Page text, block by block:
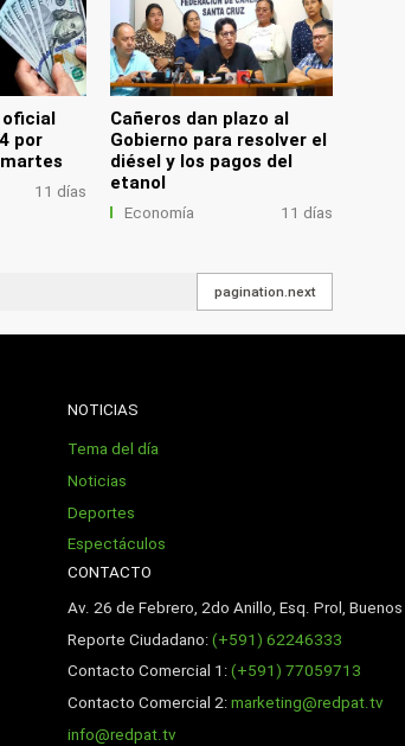
por
11 días
Cañeros dan plazo al
Gobierno para resolver el
diésel y los pagos del
etanol
Economía 11 días
pagination.next
NOTICIAS
Tema del día
Noticias
Deportes
Espectáculos
CONTACTO
Av. 26 de Febrero, 2do Anillo, Esq. Prol,
Reporte Ciudadano:(+591) 62246333
Contacto Comercial 1:(+591) 77059713
Contacto Comercial 2:marketing@redpat.tv
info@redpat.tv